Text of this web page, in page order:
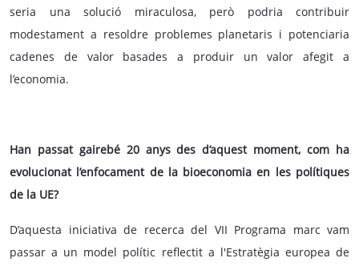
seria una solució miraculosa, però podria contribuir
modestament a resoldre problemes planetaris i potenciaria
cadenes de valor basades a produir un valor afegit a
l’economia.
Han passat gairebé 20 anys des d’aquest moment, com ha
evolucionat l’enfocament de la bioeconomia en les polítiques
de la UE?
D’aquesta iniciativa de recerca del VII Programa marc vam
passar a un model polític reflectit a l'Estratègia europea de